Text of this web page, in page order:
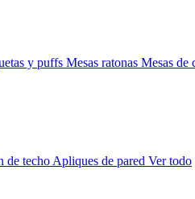
y puffs Mesas ratonas Mesas de
de techo Apliques de pared Ver todo